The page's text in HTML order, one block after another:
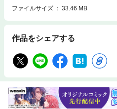
ファイルサイズ
33.46 MB
作品をシェアする